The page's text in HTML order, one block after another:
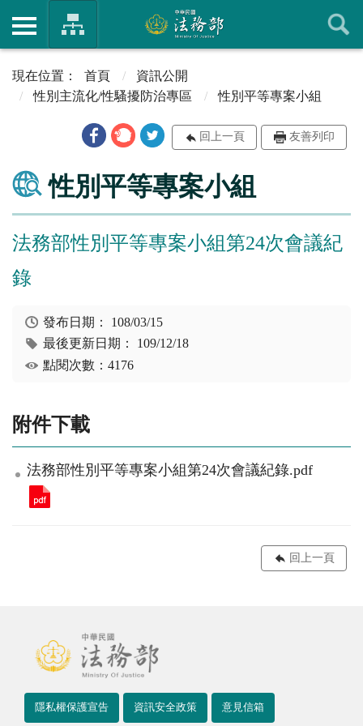
首頁
資訊公開
性別主流化/性騷擾防治專區
性別平等專案小組
回上一頁 友善列印
性別平等專案小組
法務部性別平等專案小組第24次會議紀
錄
發布日期： 108/03/15
最後更新日期： 109/12/18
點閱次數：4176
附件下載
法務部性別平等專案小組第24次會議紀錄.pdf
回上一頁
隱私權保護宣告 資訊安全政策 意見信箱